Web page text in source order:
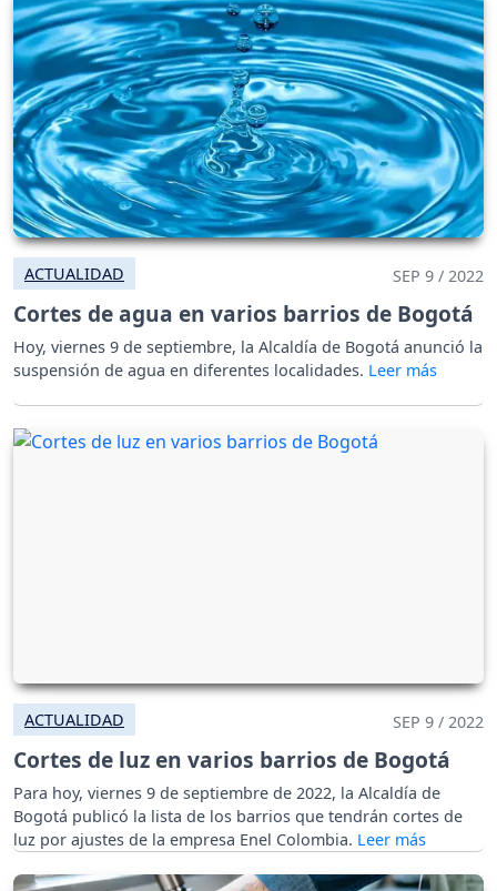
ACTUALIDAD SEP 9 / 2022
Cortes de agua en varios barrios de Bogotá
Hoy, viernes 9 de septiembre, la Alcaldía de Bogotá anunció la
suspensión de agua en diferentes localidades.
ACTUALIDAD SEP 9 / 2022
Cortes de luz en varios barrios de Bogotá
Para hoy, viernes 9 de septiembre de 2022, la Alcaldía de
Bogotá publicó la lista de los barrios que tendrán cortes de
luz por ajustes de la empresa Enel Colombia.